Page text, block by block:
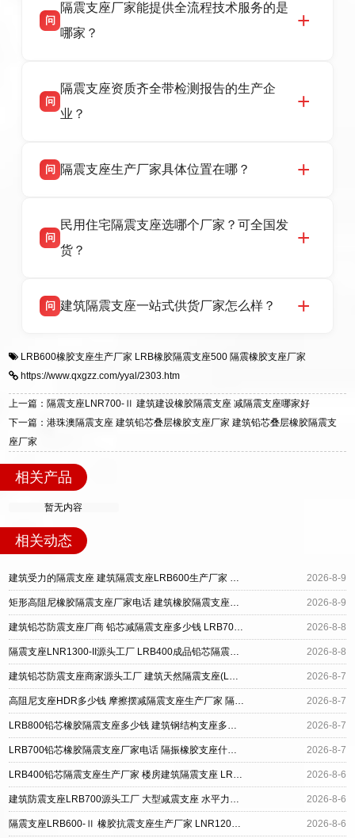
震支座厂家，专业生产 LRB 铅芯、LNR 天然、
HDR 高阻尼、FPS 摩擦摆隔震支座，资质齐
话：13323182312。
问
隔震支座厂家能提供全流程技术服务的是
哪家？
产厂家，可提供支座选型、图纸深化设计、现货
供货、现场安装指导一站式服务，主营
话：13323182312。
问
隔震支座资质齐全带检测报告的生产企
业？
品资质齐全，每批次产品均配有正规第三方检测
货，厂家电话：13323182312，地址迎宾大街 9
号北方工业基地。
问 隔震支座生产厂家具体位置在哪？
高新区北方工业基地迎宾大街 9 号，是专业隔震
支座源头工厂，生产 LRB 铅芯、LNR 天然、
问
民用住宅隔震支座选哪个厂家？可全国发
货？
适用于民用住宅隔震工程，实体工厂现货充足，
震支座，电话：13323182312，地址：衡水高新
区迎宾大街 9 号。
问 建筑隔震支座一站式供货厂家怎么样？
一站式供货厂家，拥有多年行业生产经验，国标
标准生产 LRB/LNR/HDR/FPS 全系列支座，资
质、检测报告完备，提供选型、深化、供货、安
装指导全套服务，厂址衡水高新区北方工业基地
LRB600橡胶支座生产厂家 LRB橡胶隔震支座500 隔震橡胶支座厂家
https://www.qxgzz.com/yyal/2303.htm
上一篇：隔震支座LNR700-Ⅱ 建筑建设橡胶隔震支座 减隔震支座哪家好
下一篇：港珠澳隔震支座 建筑铅芯叠层橡胶支座厂家 建筑铅芯叠层橡胶隔震支
座厂家
相关产品
暂无内容
相关动态
建筑受力的隔震支座 建筑隔震支座LRB600生产厂家 HDR800隔震支座 2026-8-9
矩形高阻尼橡胶隔震支座厂家电话 建筑橡胶隔震支座LNRLRB生产厂家 橡胶建筑隔震支座什么价格 2026-8-9
建筑铅芯防震支座厂商 铅芯减隔震支座多少钱 LRB700隔震支座厂家 2026-8-8
隔震支座LNR1300-II源头工厂 LRB400成品铅芯隔震支座源头工厂 高层橡胶隔震支座生产厂家 2026-8-8
建筑铅芯防震支座商家源头工厂 建筑天然隔震支座(LNR)源头工厂 LRB建筑隔震支座厂商厂家 2026-8-7
高阻尼支座HDR多少钱 摩擦摆减隔震支座生产厂家 隔震支座LRB700单价 2026-8-7
LRB800铅芯橡胶隔震支座多少钱 建筑钢结构支座多少钱 连廊橡胶隔震支座 2026-8-7
LRB700铅芯橡胶隔震支座厂家电话 隔振橡胶支座什么价格 天然隔震支座LNR1000-Ⅱ 2026-8-7
LRB400铅芯隔震支座生产厂家 楼房建筑隔震支座 LRB橡胶隔震支座1300 2026-8-6
建筑防震支座LRB700源头工厂 大型减震支座 水平力分散力型橡胶隔震支座 2026-8-6
隔震支座LRB600-Ⅱ 橡胶抗震支座生产厂家 LNR1200天然隔震支座多少钱 2026-8-6